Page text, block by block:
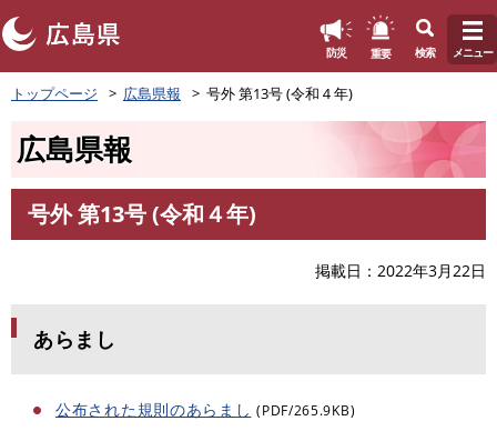
ペ
ー
頭
す
防災 重要 検索 メニュー
トップページ 広島県報 号外 第13号 (令和４年)
広島県報
文
号外 第13号 (令和４年)
掲載日 2022年3月22日
あらまし
公布された規則のあらまし (PDF/265.9KB)